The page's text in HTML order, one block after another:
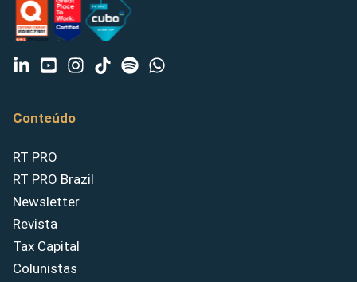
Conteúdo
RT PRO
RT PRO Brazil
Newsletter
Revista
Tax Capital
Colunistas